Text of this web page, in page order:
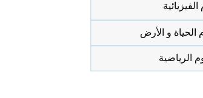
و الأرض
الرياضية